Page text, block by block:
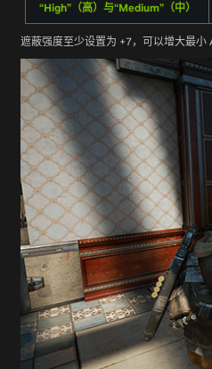
“High”（高）与“Medium”（中）
遮蔽强度至少设置为 +7，可以增大最小